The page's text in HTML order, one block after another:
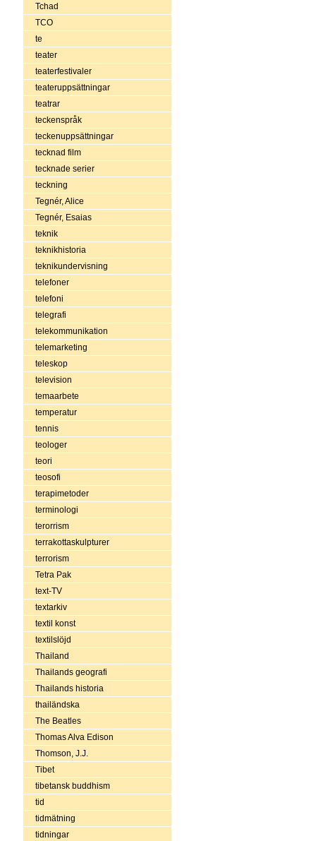
Tchad
TCO
te
teater
teaterfestivaler
teateruppsättningar
teatrar
teckenspråk
teckenuppsättningar
tecknad film
tecknade serier
teckning
Tegnér, Alice
Tegnér, Esaias
teknik
teknikhistoria
teknikundervisning
telefoner
telefoni
telegrafi
telekommunikation
telemarketing
teleskop
television
temaarbete
temperatur
tennis
teologer
teori
teosofi
terapimetoder
terminologi
terorrism
terrakottaskulpturer
terrorism
Tetra Pak
text-TV
textarkiv
textil konst
textilslöjd
Thailand
Thailands geografi
Thailands historia
thailändska
The Beatles
Thomas Alva Edison
Thomson, J.J.
Tibet
tibetansk buddhism
tid
tidmätning
tidningar